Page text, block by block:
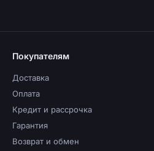
Покупателям
Доставка
Оплата
Кредит и рассрочка
Гарантия
Возврат и обмен